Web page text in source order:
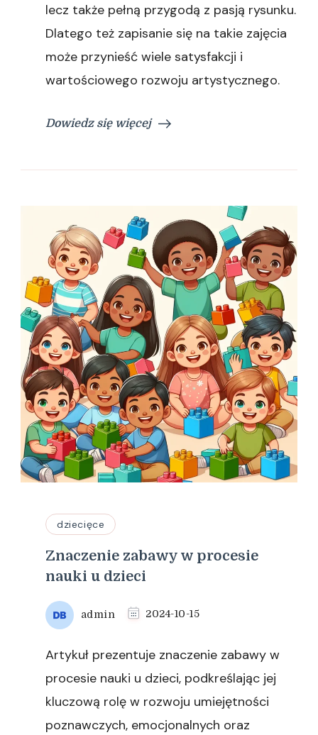
lecz także pełną przygodą z pasją rysunku.
Dlatego też zapisanie się na takie zajęcia
może przynieść wiele satysfakcji i
wartościowego rozwoju artystycznego.
Dowiedz się więcej
dziecięce
Znaczenie zabawy w procesie
nauki u dzieci
admin 2024-10-15
Artykuł prezentuje znaczenie zabawy w
procesie nauki u dzieci, podkreślając jej
kluczową rolę w rozwoju umiejętności
poznawczych, emocjonalnych oraz